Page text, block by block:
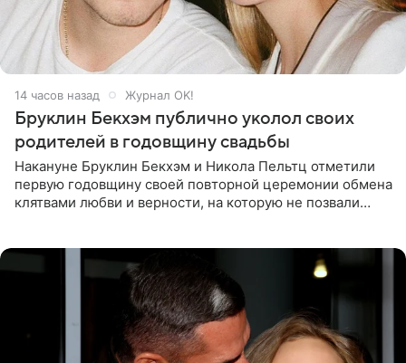
14 часов назад Журнал OK!
Бруклин Бекхэм публично уколол своих
родителей в годовщину свадьбы
Накануне Бруклин Бекхэм и Никола Пельтц отметили
первую годовщину своей повторной церемонии обмена
клятвами любви и верности, на которую не позвали